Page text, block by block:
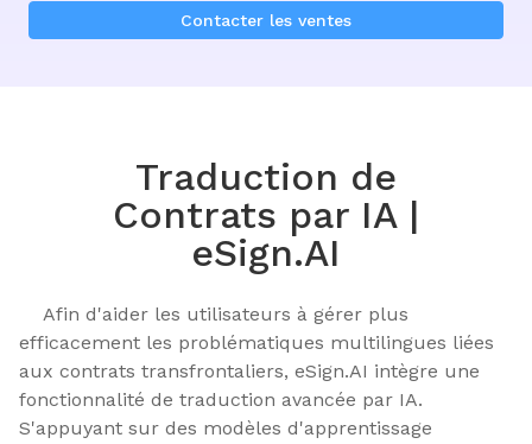
Contacter les ventes
Traduction de
Contrats par IA |
eSign.AI
efficacement les problématiques multilingues liées
aux contrats transfrontaliers, eSign.AI intègre une
fonctionnalité de traduction avancée par IA.
S'appuyant sur des modèles d'apprentissage